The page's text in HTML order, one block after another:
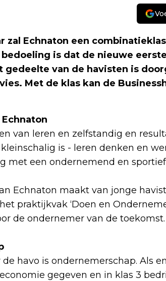
zal Echnaton een
is dat de nieuwe
gedeelte van de havisten is
Met de klas kan de
van leren en zelfstandig en
is - leren denken en
met een ondernemend en
Echnaton maakt van jonge
praktijkvak ‘Doen en
de ondernemer van de
de havo is ondernemerschap. Als
gegeven en in klas 3